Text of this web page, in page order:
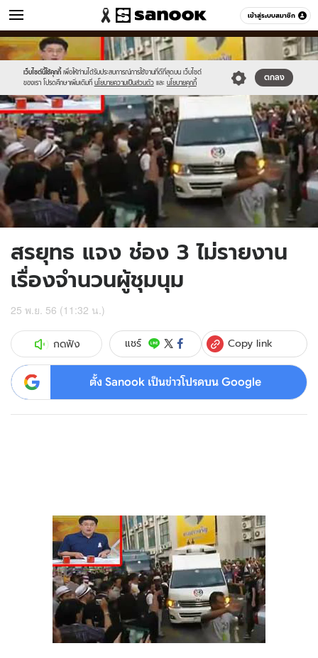
เข้าสู่ระบบสมาชิก
ข่าว หมวดอื่นๆ
เว็บไซต์นี้ใช้คุกกี้ เพื่อให้ท่านได้รับประสบการณ์การใช้งานที่ดีที่สุดบน เว็บไซต์
ของเรา โปรดศึกษาเพิ่มเติมที่ นโยบายความเป็นส่วนตัว และ นโยบายคุกกี้
ตกลง
Sanook
//s.isanook.com/sr/0/images/logo-
new-
sanook.png
600
60
//s.isanook.com/ns/0/ud/266/1333303/5.jpg
สรยุทธ แจง ช่อง 3 ไม่รายงาน
เรื่องจำนวนผู้ชุมนุม
25 พ.ย. 56 (11:32 น.)
กดฟัง แชร์ Copy link
ตั้ง Sanook เป็นข่าวโปรดบน Google